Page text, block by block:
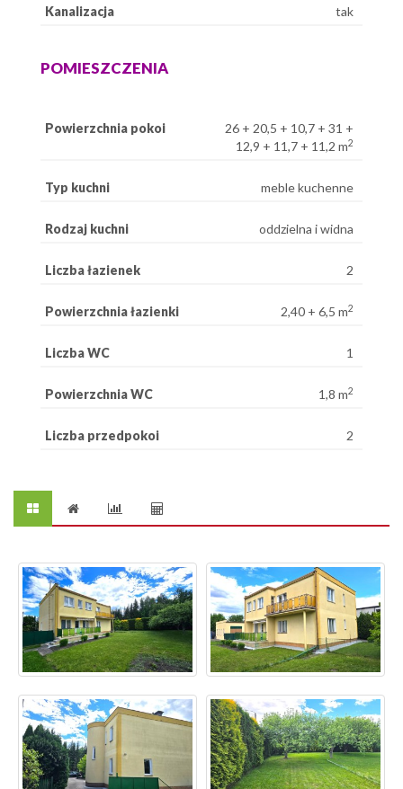
Kanalizacja tak
POMIESZCZENIA
Powierzchnia pokoi
26 + 20,5 + 10,7 + 31 +
12,9 + 11,7 + 11,2 m2
Typ kuchni meble kuchenne
Rodzaj kuchni oddzielna i widna
Liczba łazienek 2
Powierzchnia łazienki 2,40 + 6,5 m2
Liczba WC 1
Powierzchnia WC 1,8 m2
Liczba przedpokoi 2